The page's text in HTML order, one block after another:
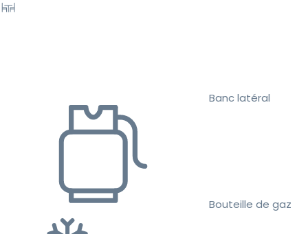
Banc latéral
Bouteille de gaz